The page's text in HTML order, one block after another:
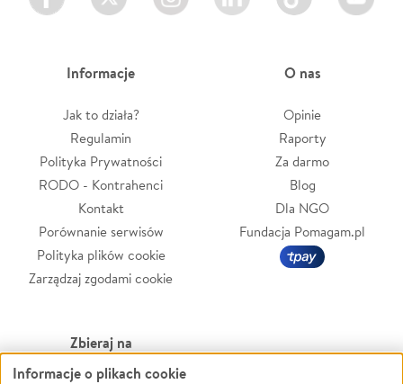
Informacje
Jak to działa?
Regulamin
Polityka Prywatności
RODO - Kontrahenci
Kontakt
Porównanie serwisów
Polityka plików cookie
Zarządzaj zgodami cookie
O nas
Opinie
Raporty
Za darmo
Blog
Dla NGO
Fundacja Pomagam.pl
Zbieraj na
Informacje o plikach cookie